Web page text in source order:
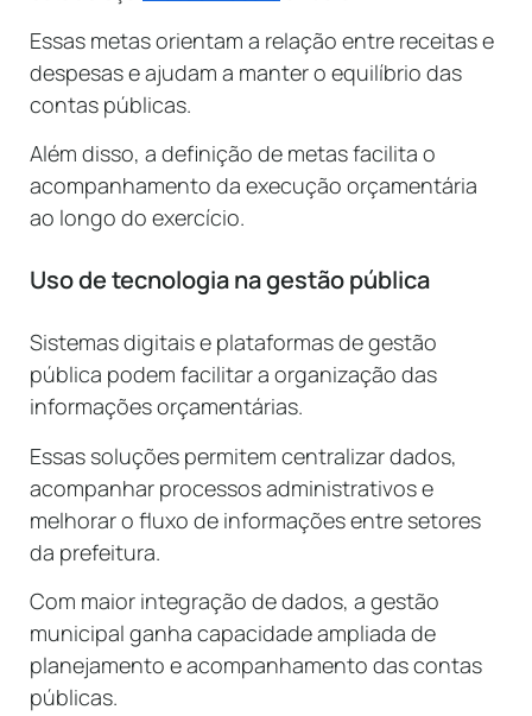
Essas metas orientam a relação entre receitas e
despesas e ajudam a manter o equilíbrio das
contas públicas.
Além disso, a definição de metas facilita o
acompanhamento da execução orçamentária
ao longo do exercício.
Uso de tecnologia na gestão pública
Sistemas digitais e plataformas de gestão
pública podem facilitar a organização das
informações orçamentárias.
Essas soluções permitem centralizar dados,
acompanhar processos administrativos e
melhorar o fluxo de informações entre setores
da prefeitura.
Com maior integração de dados, a gestão
municipal ganha capacidade ampliada de
planejamento e acompanhamento das contas
públicas.